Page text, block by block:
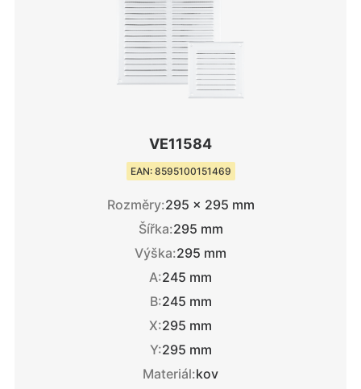
VE11584
EAN: 8595100151469
Rozměry:295 × 295 mm
Šířka:295 mm
Výška:295 mm
A:245 mm
B:245 mm
X:295 mm
Y:295 mm
Materiál:kov